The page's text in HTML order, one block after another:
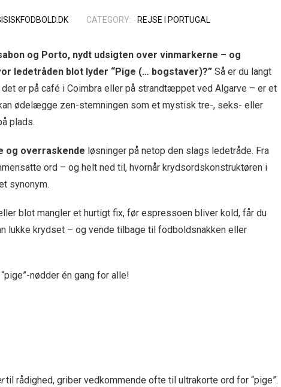
CATEGORY: REJSE I PORTUGAL
og Porto, nydt udsigten over vinmarkerne – og
ledetråden blot lyder “Pige (… bogstaver)?” Så er du langt
er på café i Coimbra eller på strandtæppet ved Algarve – er et
ødelægge zen-stemningen som et mystisk tre-, seks- eller
plads.
og overraskende løsninger på netop den slags ledetråde. Fra
ord – og helt ned til, hvornår krydsordskonstruktøren i
synonym.
blot mangler et hurtigt fix, før espressoen bliver kold, får du
lukke krydset – og vende tilbage til fodboldsnakken eller
nødder én gang for alle!
til rådighed, griber vedkommende ofte til ultrakorte ord for “pige”.